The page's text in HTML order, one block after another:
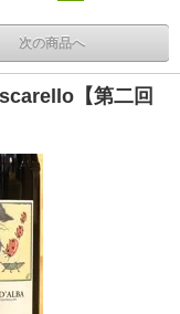
次の商品へ
【第二回